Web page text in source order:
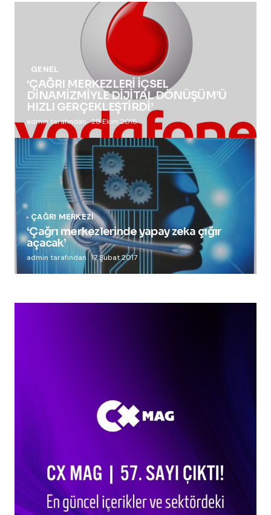
GENEL
‘ÇAĞRI MERKEZLERİ İÇSEL
DİNAMİZMİYLE DİJİTAL DÖNÜŞÜM’Ü
HIZLI GERÇEKLEŞTİRDİ’
admin tarafından 28 Ekim 2016
ÇAĞRI MERKEZI
‘Çağrı merkezlerinde yapay zeka çığır
açacak’
admin tarafından 17 Şubat 2017